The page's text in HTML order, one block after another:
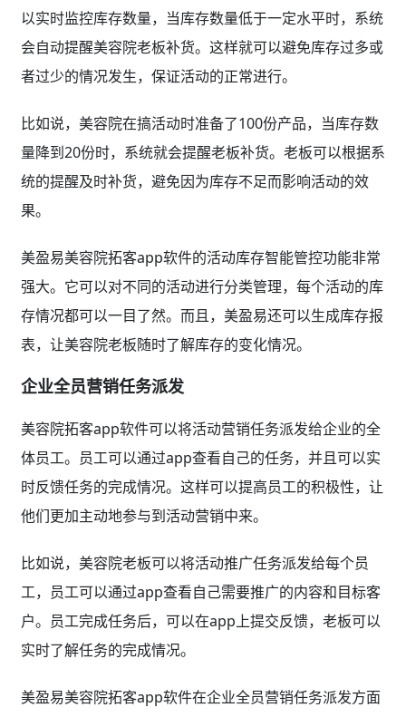
以实时监控库存数量，当库存数量低于一定水平时，系统
会自动提醒美容院老板补货。这样就可以避免库存过多或
者过少的情况发生，保证活动的正常进行。
比如说，美容院在搞活动时准备了100份产品，当库存数
量降到20份时，系统就会提醒老板补货。老板可以根据系
统的提醒及时补货，避免因为库存不足而影响活动的效
果。
美盈易美容院拓客app软件的活动库存智能管控功能非常
强大。它可以对不同的活动进行分类管理，每个活动的库
存情况都可以一目了然。而且，美盈易还可以生成库存报
表，让美容院老板随时了解库存的变化情况。
企业全员营销任务派发
美容院拓客app软件可以将活动营销任务派发给企业的全
体员工。员工可以通过app查看自己的任务，并且可以实
时反馈任务的完成情况。这样可以提高员工的积极性，让
他们更加主动地参与到活动营销中来。
比如说，美容院老板可以将活动推广任务派发给每个员
工，员工可以通过app查看自己需要推广的内容和目标客
户。员工完成任务后，可以在app上提交反馈，老板可以
实时了解任务的完成情况。
美盈易美容院拓客app软件在企业全员营销任务派发方面